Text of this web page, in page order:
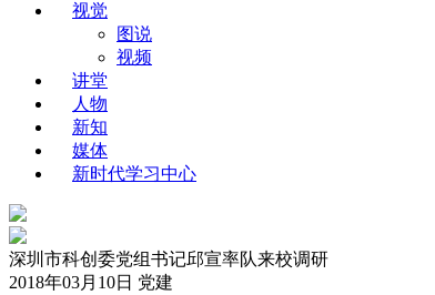
视觉
图说
视频
讲堂
人物
新知
媒体
新时代学习中心
深圳市科创委党组书记邱宣率队来校调研
2018年03月10日 党建